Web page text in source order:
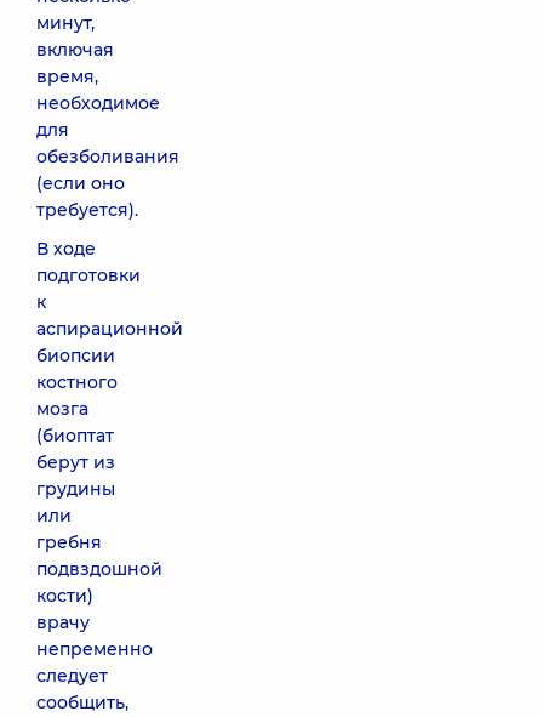
минут,
включая
время,
необходимое
для
обезболивания
(если оно
требуется).
В ходе
подготовки
к
аспирационной
биопсии
костного
мозга
(биоптат
берут из
грудины
или
гребня
подвздошной
кости)
врачу
непременно
следует
сообщить,